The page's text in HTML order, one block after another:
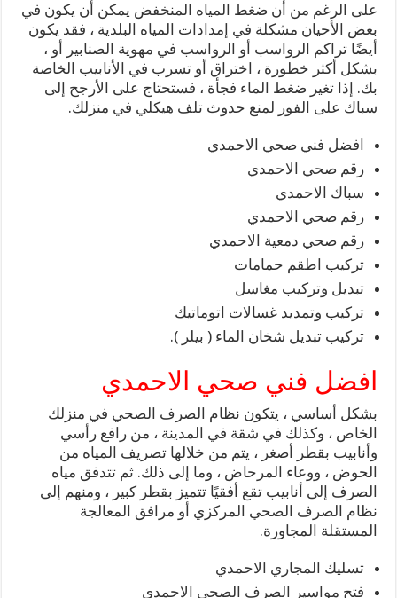
على الرغم من أن ضغط المياه المنخفض يمكن أن يكون في
بعض الأحيان مشكلة في إمدادات المياه البلدية ، فقد يكون
أيضًا تراكم الرواسب أو الرواسب في مهوية الصنابير أو ،
بشكل أكثر خطورة ، اختراق أو تسرب في الأنابيب الخاصة
بك. إذا تغير ضغط الماء فجأة ، فستحتاج على الأرجح إلى
سباك على الفور لمنع حدوث تلف هيكلي في منزلك.
افضل فني صحي الاحمدي
رقم صحي الاحمدي
سباك الاحمدي
رقم صحي الاحمدي
رقم صحي دمعية الاحمدي
تركيب اطقم حمامات
تبديل وتركيب مغاسل
تركيب وتمديد غسالات اتوماتيك
تركيب تبديل شخان الماء ( بيلر ).
افضل فني صحي الاحمدي
بشكل أساسي ، يتكون نظام الصرف الصحي في منزلك
الخاص ، وكذلك في شقة في المدينة ، من رافع رأسي
وأنابيب بقطر أصغر ، يتم من خلالها تصريف المياه من
الحوض ، ووعاء المرحاض ، وما إلى ذلك. ثم تتدفق مياه
الصرف إلى أنابيب تقع أفقيًا تتميز بقطر كبير ، ومنهم إلى
نظام الصرف الصحي المركزي أو مرافق المعالجة
المستقلة المجاورة.
تسليك المجاري الاحمدي
فتح مواسير الصرف الصحي الاحمدي